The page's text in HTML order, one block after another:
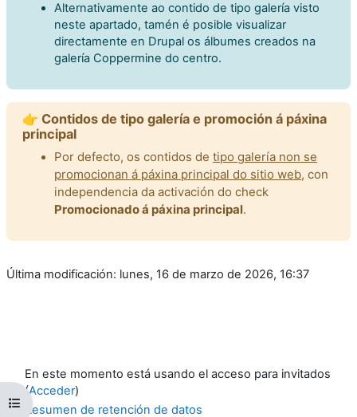
Abrir índice del curso
Alternativamente ao contido de tipo galería visto
neste apartado, tamén é posible visualizar
directamente en Drupal os álbumes creados na
galería Coppermine do centro.
👉 Contidos de tipo galería e promoción á páxina
principal
Por defecto, os contidos de tipo galería non se
promocionan á páxina principal do sitio web, con
independencia da activación do check
Promocionado á páxina principal.
Última modificación: lunes, 16 de marzo de 2026, 16:37
En este momento está usando el acceso para invitados
(Acceder)
Resumen de retención de datos